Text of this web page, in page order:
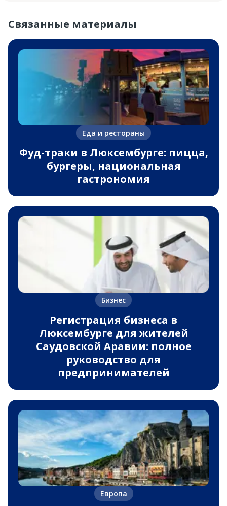
Связанные материалы
Еда и рестораны
Фуд-траки в Люксембурге: пицца,
бургеры, национальная
гастрономия
Бизнес
Регистрация бизнеса в
Люксембурге для жителей
Саудовской Аравии: полное
руководство для
предпринимателей
Европа